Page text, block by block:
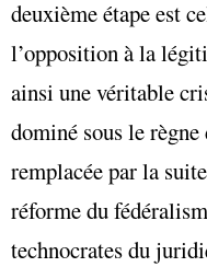
deuxième étape est
l’opposition à la
ainsi une véritable
dominé sous le règne
remplacée par la
réforme du
technocrates du